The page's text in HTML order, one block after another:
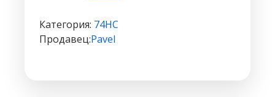
Категория: 74HC
Продавец:Pavel